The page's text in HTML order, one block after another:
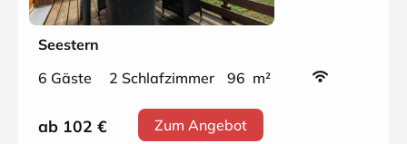
Seestern
6 Gäste
2 Schlafzimmer 96 m²
ab 102 € Zum Angebot